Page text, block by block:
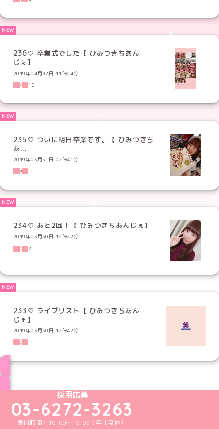
236♡ 卒業式でした【 ひみつきちあん
じぇ】
2019年04月02日 11時04分
4
10
235♡ ついに明日卒業です。【 ひみつきち
あ...
2019年03月31日 02時41分
3
5
234♡ あと2回！【 ひみつきちあんじぇ】
2019年03月30日 16時22分
0
2
233♡ ライブリスト【 ひみつきちあん
じぇ】
2019年03月30日 12時42分
0
1
めいどりーみんTikTok公式アカウント
めいどりーみんX公式アカウント
めいどりーみんInstagram公式アカウント
めいどりーみんFacebook公式アカウン
めいどりーみんYouTube公式アカ
採用応募
03-6272-3263
受付時間：10:00～19:00（年中無休）